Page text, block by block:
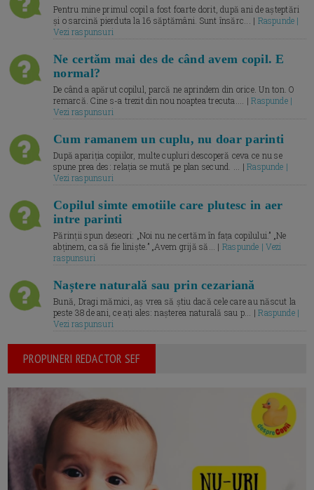
Pentru mine primul copil a fost foarte dorit, după ani de așteptări
și o sarcină pierduta la 16 săptămâni. Sunt însărc... | Raspunde |
Vezi raspunsuri
Ne certăm mai des de când avem copil. E
normal?
De când a apărut copilul, parcă ne aprindem din orice. Un ton. O
remarcă. Cine s-a trezit din nou noaptea trecuta.... |Raspunde |
Vezi raspunsuri
Cum ramanem un cuplu, nu doar parinti
După apariția copiilor, multe cupluri descoperă ceva ce nu se
spune prea des: relația se mută pe plan secund. ... |Raspunde |
Vezi raspunsuri
Copilul simte emotiile care plutesc in aer
intre parinti
Părinții spun deseori: „Noi nu ne certăm în fața copilului.” „Ne
abținem, ca să fie liniște.” „Avem grijă să... | Raspunde | Vezi
raspunsuri
Naștere naturală sau prin cezariană
Bună, Dragi mămici, aș vrea să știu dacă cele care au născut la
peste 38 de ani, ce ați ales: nașterea naturală sau p... |Raspunde |
Vezi raspunsuri
PROPUNERI REDACTOR SEF